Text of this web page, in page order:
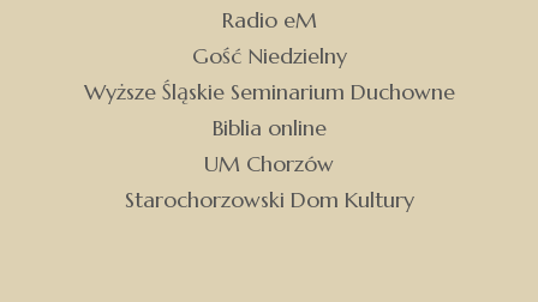
Radio eM
Gość Niedzielny
Wyższe Śląskie Seminarium Duchowne
Biblia online
UM Chorzów
Starochorzowski Dom Kultury